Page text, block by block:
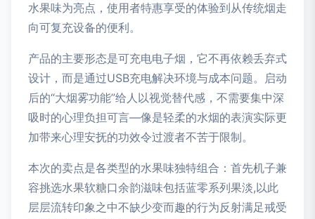
水果味为亮点，使用者特惠享受的体验到从传统烟走
向可复充设备的便利。
产品的主要形态是可充电电子烟，它不再依赖丢弃式
设计，而是通过USB充电解决环境与成本问题。启动
后的“大烟雾功能”给人以视觉替代感，不需要集中深
吸时的心理负担可言—像是轻柔的水烟的表演实际更
加带来心理安抚的功效令过渡者不苦于限制。
本次的卖点是各类型的水果味独特组合：首先机子兼
容挑选水果软糖口余韵滋味包括蓝零系列果淡,以此
层层流转印象之中不缺少变而趣的行为反射满足戒受